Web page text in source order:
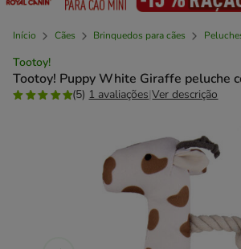
Início Cães Brinquedos para cães
Tootoy!
Tootoy! Puppy White Giraffe peluche
(5) 1 avaliações|Ver descrição